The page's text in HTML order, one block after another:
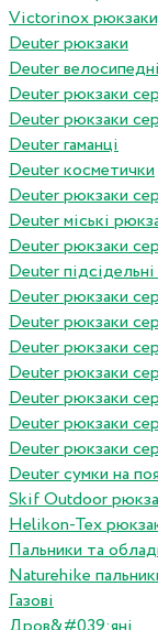
Victorinox
Deuter рюкзаки
Deuter
Deuter рюкзаки
Deuter рюкзаки
Deuter гаманці
Deuter косметички
Deuter рюкзаки
Deuter міські
Deuter рюкзаки
Deuter
Deuter рюкзаки
Deuter рюкзаки
Deuter рюкзаки
Deuter рюкзаки
Deuter рюкзаки
Deuter рюкзаки
Deuter рюкзаки
Deuter сумки на
Skif Outdoor
Helikon-Tex
Пальники та
Naturehike
Газові